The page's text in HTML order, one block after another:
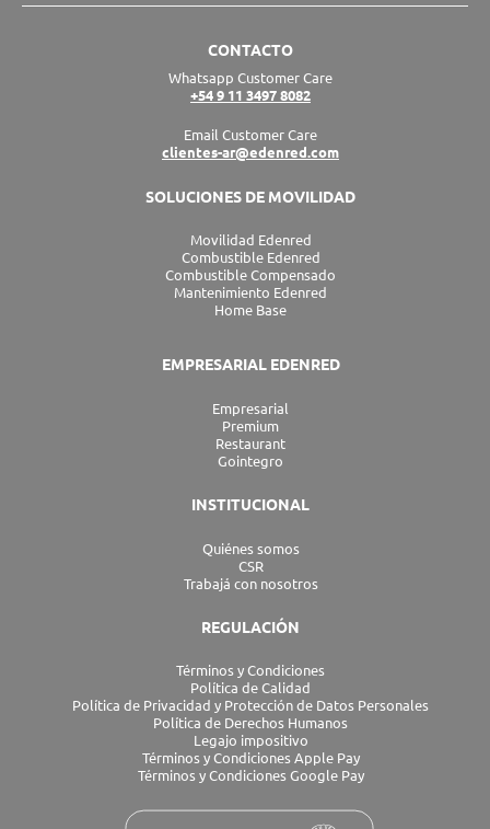
r
a
m
b
o
o
k
t
e
r
CONTACTO
Whatsapp Customer Care
+54 9 11 3497 8082
Email Customer Care
clientes-ar@edenred.com
SOLUCIONES DE MOVILIDAD
Movilidad Edenred
Combustible Edenred
Combustible Compensado
Mantenimiento Edenred
Home Base
EMPRESARIAL EDENRED
Empresarial
Premium
Restaurant
Gointegro
INSTITUCIONAL
Quiénes somos
CSR
Trabajá con nosotros
REGULACIÓN
Términos y Condiciones
Política de Calidad
Política de Privacidad y Protección de Datos Personales
Política de Derechos Humanos
Legajo impositivo
Términos y Condiciones Apple Pay
Términos y Condiciones Google Pay